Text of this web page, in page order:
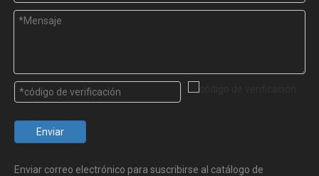
Enviar
Enviar correo electrónico para suscribirse al catálogo de